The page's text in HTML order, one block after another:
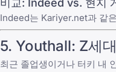
비교: Indeed vs. 현지
Indeed는 Kariyer.net과 같
5. Youthall: Z세
최근 졸업생이거나 터키 내